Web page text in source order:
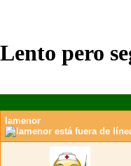
Lento pero
lamenor